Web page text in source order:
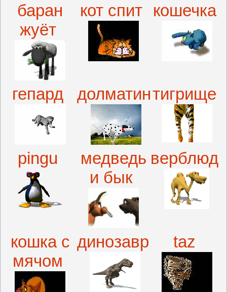
баран
жуёт
кот спит кошечка
гепард долматинтигрище
pingu
медведь
и бык
верблюд
кошка с
мячом
динозавр taz